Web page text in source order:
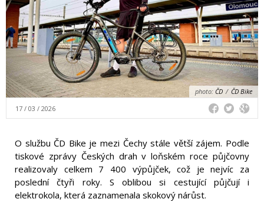
photo: ČD / ČD Bike
17 / 03 / 2026
O službu ČD Bike je mezi Čechy stále větší zájem. Podle
tiskové zprávy Českých drah v loňském roce půjčovny
realizovaly celkem 7 400 výpůjček, což je nejvíc za
poslední čtyři roky. S oblibou si cestující půjčují i
elektrokola, která zaznamenala skokový nárůst.